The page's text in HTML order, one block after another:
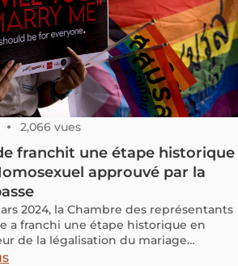
2,066 vues
franchit une étape historique
approuvé par la
2024, la Chambre des représentants
a franchi une étape historique en
de la légalisation du mariage
décision rapproche le pays d'Asie